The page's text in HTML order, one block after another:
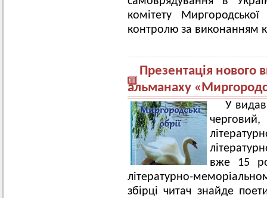
комітету
контролю за виконанням
Презентація нового
альманаху
У
вже 15
літературно-
збірці читач знайде